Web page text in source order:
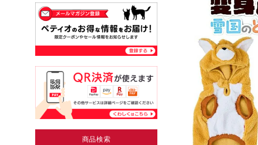
おもちゃ 食器・給水器
首輪・ハーネス・リード しつけ用品
食器・給水器 防虫用品
替え・交換パーツ
じゃらして遊ぶ 引っ張って遊ぶ
またたび・元気草
小型犬にオススメ ダイエット中にオススメ
商品検索